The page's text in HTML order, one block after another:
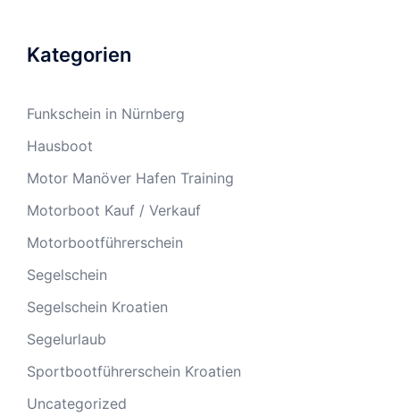
Kategorien
Funkschein in Nürnberg
Hausboot
Motor Manöver Hafen Training
Motorboot Kauf / Verkauf
Motorbootführerschein
Segelschein
Segelschein Kroatien
Segelurlaub
Sportbootführerschein Kroatien
Uncategorized